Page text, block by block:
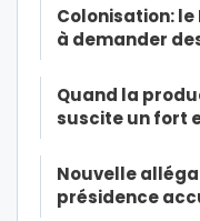
Colonisation:
à demander
Quand la
suscite un fort
Nouvelle
présidence